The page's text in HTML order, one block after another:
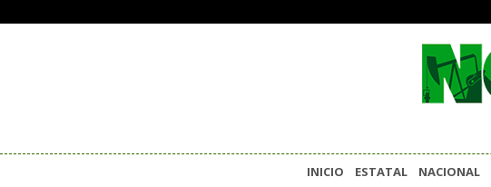
INICIO ESTATAL NACIONAL